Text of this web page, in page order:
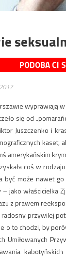
PODOBA CI
wyprawiają
się od
Juszczenko i
kaset,
amerykańskim
coś w
być może nawet
– jako właścicielka
z prawem
przywilej
o to chodzi, by
Umiłowanych